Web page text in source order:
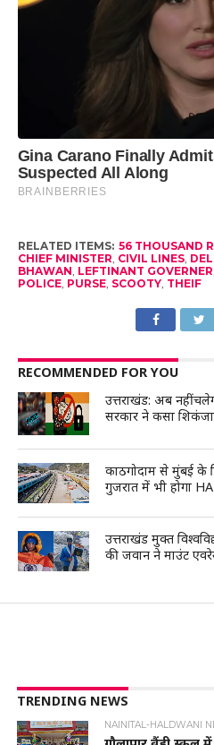
RELATED ITEMS: 56 THOUSAND
CHIEF MINISTER CIVIL LINES,
BHAWAN LEFTINANT GOVERNER
POLICE, PURSE, SCOOTY, THEIF
RECOMMENDED FOR YOU
उत्तराखंड: अब नहीं
सरकार ने कसा शिकंजा
काठगोदाम से मुंबई के
गुजरात में भी होगा
उत्तराखंड मुक्त
की जवान ने माउंट
TRENDING NEWS
NAINITAL-HALDWANI